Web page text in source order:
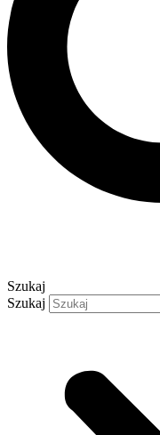
Szukaj
Szukaj